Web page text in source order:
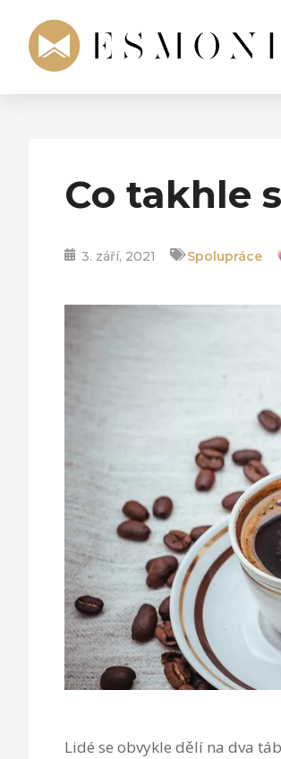
Co takhle
3. září, 2021 Spolupráce
Lidé se obvykle dělí na dva